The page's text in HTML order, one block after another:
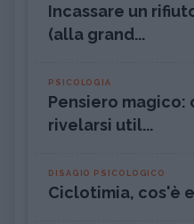
Incassare un
(alla grand...
PSICOLOGIA
Pensiero magico:
rivelarsi util...
DISAGIO PSICOLOGICO
Ciclotimia, cos'è